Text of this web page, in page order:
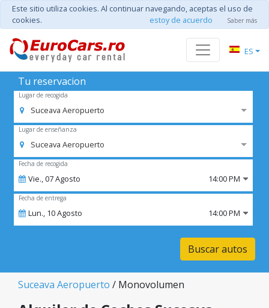
Este sitio utiliza cookies. Al continuar navegando, aceptas el uso de
cookies.
estoy de acuerdo Saber más
ES
Tu reservacion
Lugar de recogida
Suceava Aeropuerto
Lugar de enseñanza
Suceava Aeropuerto
Fecha de recogida
Vie.,07Agosto 14:00 PM
Fecha de entrega
Lun., 10Agosto 14:00 PM
Buscar autos
Suceava Aeropuerto / Monovolumen